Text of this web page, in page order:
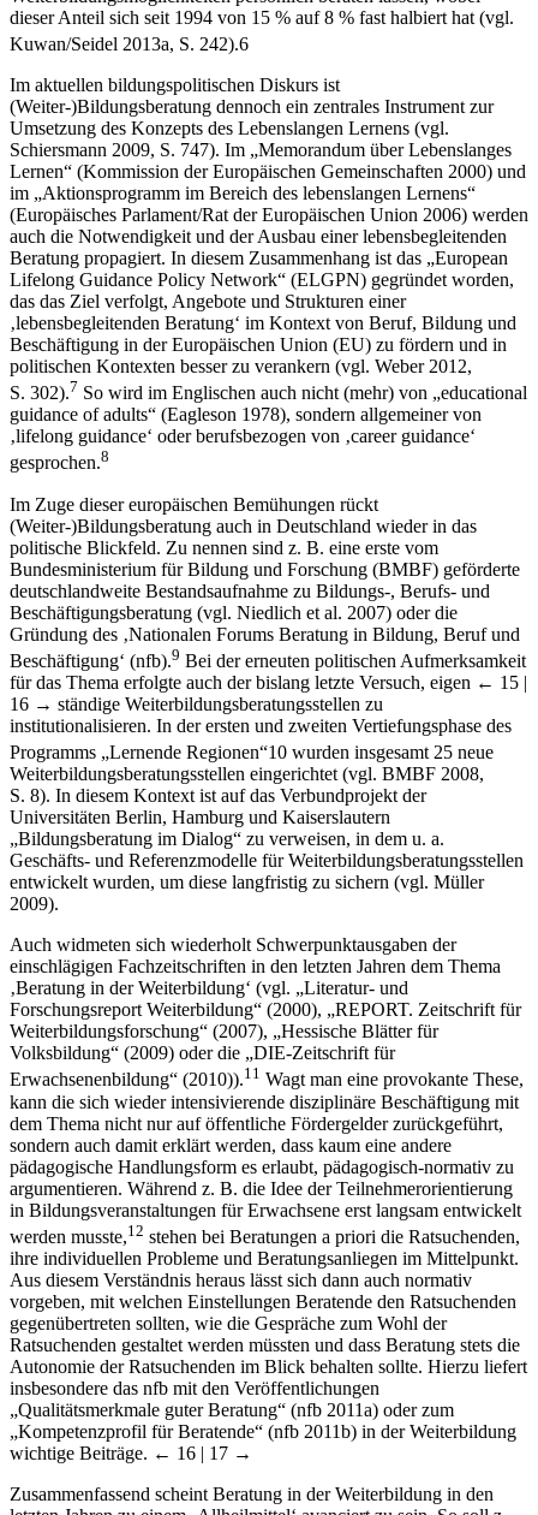
dieser Anteil sich seit 1994 von 15 % auf 8 % fast halbiert hat (vgl.
Kuwan/Seidel 2013a, S. 242).6
Im aktuellen bildungspolitischen Diskurs ist
(Weiter-)Bildungsberatung dennoch ein zentrales Instrument zur
Umsetzung des Konzepts des Lebenslangen Lernens (vgl.
Schiersmann 2009, S. 747). Im „Memorandum über Lebenslanges
Lernen“ (Kommission der Europäischen Gemeinschaften 2000) und
im „Aktionsprogramm im Bereich des lebenslangen Lernens“
(Europäisches Parlament/Rat der Europäischen Union 2006) werden
auch die Notwendigkeit und der Ausbau einer lebensbegleitenden
Beratung propagiert. In diesem Zusammenhang ist das „European
Lifelong Guidance Policy Network“ (ELGPN) gegründet worden,
das das Ziel verfolgt, Angebote und Strukturen einer
‚lebensbegleitenden Beratung‘ im Kontext von Beruf, Bildung und
Beschäftigung in der Europäischen Union (EU) zu fördern und in
politischen Kontexten besser zu verankern (vgl. Weber 2012,
S. 302).7 So wird im Englischen auch nicht (mehr) von „educational
guidance of adults“ (Eagleson 1978), sondern allgemeiner von
‚lifelong guidance‘ oder berufsbezogen von ‚career guidance‘
gesprochen.8
Im Zuge dieser europäischen Bemühungen rückt
(Weiter-)Bildungsberatung auch in Deutschland wieder in das
politische Blickfeld. Zu nennen sind z. B. eine erste vom
Bundesministerium für Bildung und Forschung (BMBF) geförderte
deutschlandweite Bestandsaufnahme zu Bildungs-, Berufs- und
Beschäftigungsberatung (vgl. Niedlich et al. 2007) oder die
Gründung des ‚Nationalen Forums Beratung in Bildung, Beruf und
Beschäftigung‘ (nfb).9 Bei der erneuten politischen Aufmerksamkeit
für das Thema erfolgte auch der bislang letzte Versuch, eigen ← 15 |
16 → ständige Weiterbildungsberatungsstellen zu
institutionalisieren. In der ersten und zweiten Vertiefungsphase des
Programms „Lernende Regionen“10 wurden insgesamt 25 neue
Weiterbildungsberatungsstellen eingerichtet (vgl. BMBF 2008,
S. 8). In diesem Kontext ist auf das Verbundprojekt der
Universitäten Berlin, Hamburg und Kaiserslautern
„Bildungsberatung im Dialog“ zu verweisen, in dem u. a.
Geschäfts- und Referenzmodelle für Weiterbildungsberatungsstellen
entwickelt wurden, um diese langfristig zu sichern (vgl. Müller
2009).
Auch widmeten sich wiederholt Schwerpunktausgaben der
einschlägigen Fachzeitschriften in den letzten Jahren dem Thema
‚Beratung in der Weiterbildung‘ (vgl. „Literatur- und
Forschungsreport Weiterbildung“ (2000), „REPORT. Zeitschrift für
Weiterbildungsforschung“ (2007), „Hessische Blätter für
Volksbildung“ (2009) oder die „DIE-Zeitschrift für
Erwachsenenbildung“ (2010)).11 Wagt man eine provokante These,
kann die sich wieder intensivierende disziplinäre Beschäftigung mit
dem Thema nicht nur auf öffentliche Fördergelder zurückgeführt,
sondern auch damit erklärt werden, dass kaum eine andere
pädagogische Handlungsform es erlaubt, pädagogisch-normativ zu
argumentieren. Während z. B. die Idee der Teilnehmerorientierung
in Bildungsveranstaltungen für Erwachsene erst langsam entwickelt
werden musste,12 stehen bei Beratungen a priori die Ratsuchenden,
ihre individuellen Probleme und Beratungsanliegen im Mittelpunkt.
Aus diesem Verständnis heraus lässt sich dann auch normativ
vorgeben, mit welchen Einstellungen Beratende den Ratsuchenden
gegenübertreten sollten, wie die Gespräche zum Wohl der
Ratsuchenden gestaltet werden müssten und dass Beratung stets die
Autonomie der Ratsuchenden im Blick behalten sollte. Hierzu liefert
insbesondere das nfb mit den Veröffentlichungen
„Qualitätsmerkmale guter Beratung“ (nfb 2011a) oder zum
„Kompetenzprofil für Beratende“ (nfb 2011b) in der Weiterbildung
wichtige Beiträge. ← 16 | 17 →
Zusammenfassend scheint Beratung in der Weiterbildung in den